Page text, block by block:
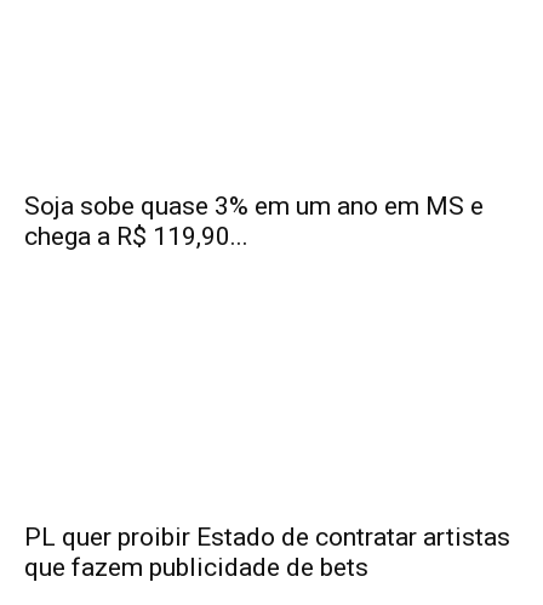
Soja sobe quase 3% em um ano em MS e
chega a R$ 119,90...
PL quer proibir Estado de contratar artistas
que fazem publicidade de bets